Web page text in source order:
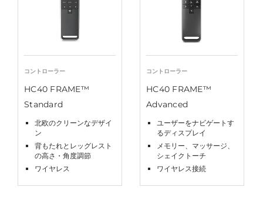
コントローラー
HC40 FRAME™
Standard
北欧のクリーンなデザイ
ン
背もたれとレッグレスト
の高さ・角度調節
ワイヤレス
コントローラー
HC40 FRAME™
Advanced
ユーザーをナビゲートす
るディスプレイ
メモリー、マッサージ、
シェイクトーチ
ワイヤレス接続